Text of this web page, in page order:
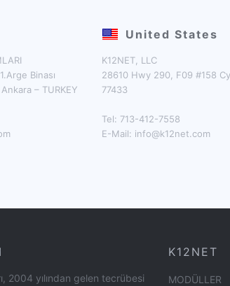
Binası
– TURKEY
United States
K12NET, LLC
28610 Hwy 290, F09 #158
77433
Tel: 713-412-7558
E-Mail: info@k12net.com
2004 yılından gelen tecrübesi
K12NET
MODÜLLER